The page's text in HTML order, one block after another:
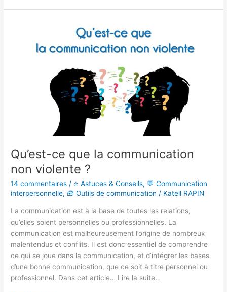
Qu’est-ce que la communication
non violente ?
14 commentaires / ⭐ Astuces & Conseils, 💬 Communication
interpersonnelle,🧰 Outils de communication / Katell RAPIN
La communication est à la base de toutes les relations,
qu’elles soient personnelles ou professionnelles. La
communication est malheureusement l’origine de nombreux
malentendus et conflits. Il est donc essentiel de comprendre
ce qui se joue dans la communication, et d’intégrer les bases
d’une bonne communication, que ce soit à titre personnel ou
professionnel. Dans cet article… Lire la suite…
communication